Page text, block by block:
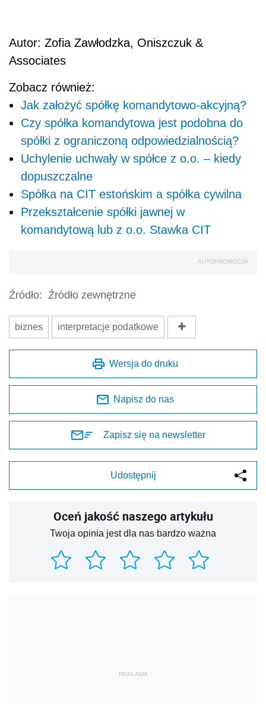
Autor: Zofia Zawłodzka, Oniszczuk &
Associates
Zobacz również:
Jak założyć spółkę komandytowo-akcyjną?
Czy spółka komandytowa jest podobna do
spółki z ograniczoną odpowiedzialnością?
Uchylenie uchwały w spółce z o.o. – kiedy
dopuszczalne
Spółka na CIT estońskim a spółka cywilna
Przekształcenie spółki jawnej w
komandytową lub z o.o. Stawka CIT
AUTOPROMOCJA
Źródło: Źródło zewnętrzne
biznes interpretacje podatkowe
Wersja do druku
Napisz do nas
Zapisz się na newsletter
Udostępnij
Oceń jakość naszego artykułu
Twoja opinia jest dla nas bardzo ważna
REKLAMA